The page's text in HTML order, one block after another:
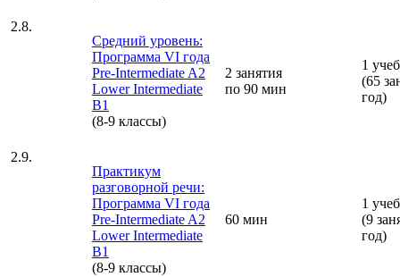
2.8.
Средний уровень:
Программа VI года
Pre-Intermediate A2
Lower Intermediate
B1
(8-9 классы)
2 занятия
по 90 мин
1
(65
год)
2.9.
Практикум
разговорной речи:
Программа VI года
Pre-Intermediate A2
Lower Intermediate
B1
(8-9 классы)
60 мин
1
(9
год)